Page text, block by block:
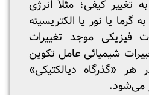
کیفی؛ مثلاً انرژی
یا نور یا الکتریسیته
فیزیکی موجد تغییرات
شیمیائی عامل تکوین
هر «گذرگاه دیالکتیکی»
می‌شود.